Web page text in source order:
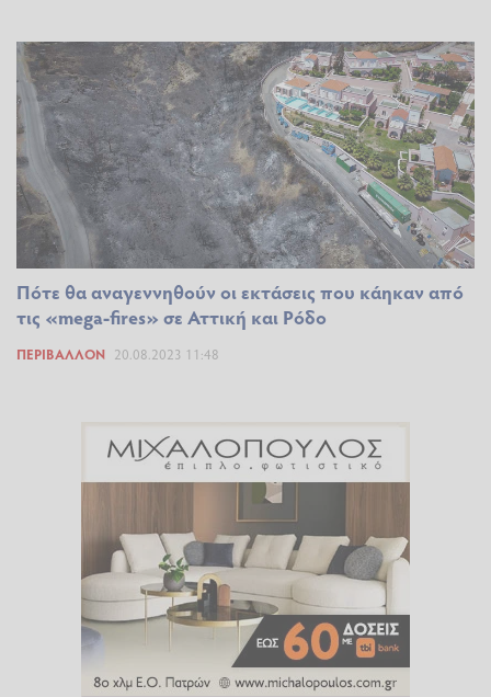
Πότε θα αναγεννηθούν οι εκτάσεις που κάηκαν από
τις «mega-fires» σε Αττική και Ρόδο
ΠΕΡΙΒΆΛΛΟΝ 20.08.2023 11:48